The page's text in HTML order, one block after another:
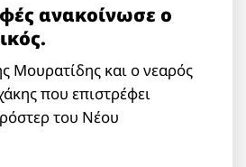
ανακοίνωσε ο
Μουρατίδης και ο νεαρός
που επιστρέφει
του Νέου